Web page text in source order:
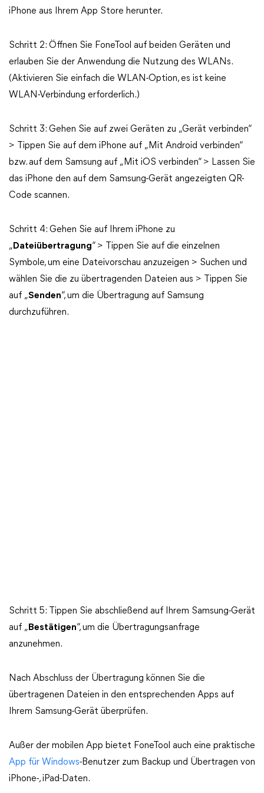
iPhone aus Ihrem App Store herunter.
Schritt 2: Öffnen Sie FoneTool auf beiden Geräten und
erlauben Sie der Anwendung die Nutzung des WLANs.
(Aktivieren Sie einfach die WLAN-Option, es ist keine
WLAN-Verbindung erforderlich.)
Schritt 3: Gehen Sie auf zwei Geräten zu „Gerät verbinden“
> Tippen Sie auf dem iPhone auf „Mit Android verbinden“
bzw. auf dem Samsung auf „Mit iOS verbinden“ > Lassen Sie
das iPhone den auf dem Samsung-Gerät angezeigten QR-
Code scannen.
Schritt 4: Gehen Sie auf Ihrem iPhone zu
„ Dateiübertragung“ > Tippen Sie auf die einzelnen
Symbole, um eine Dateivorschau anzuzeigen > Suchen und
wählen Sie die zu übertragenden Dateien aus > Tippen Sie
auf „Senden“, um die Übertragung auf Samsung
durchzuführen.
Schritt 5: Tippen Sie abschließend auf Ihrem Samsung-Gerät
auf „ Bestätigen“, um die Übertragungsanfrage
anzunehmen.
Nach Abschluss der Übertragung können Sie die
übertragenen Dateien in den entsprechenden Apps auf
Ihrem Samsung-Gerät überprüfen.
Außer der mobilen App bietet FoneTool auch eine praktische
App für Windows-Benutzer zum Backup und Übertragen von
iPhone-, iPad-Daten.